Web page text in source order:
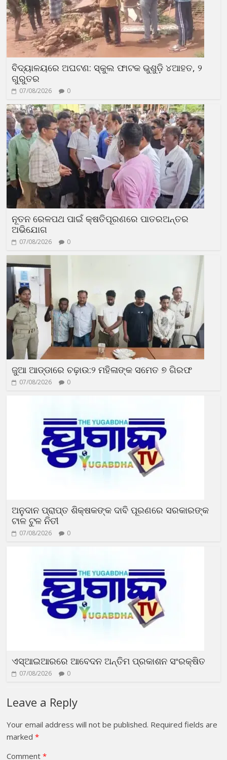
ବିଦ୍ୟାଳୟରେ ଅଘଟଣ: ସ୍କୁଲ ଫାଟକ ଭୁଶୁଡ଼ି ୪ଆହତ, ୨
ଗୁରୁତର
07/08/2026 0
ନୂତନ ରେଳପଥ ପାଇଁ କ୍ଷତିପୂରଣରେ ପାତରଅନ୍ତର
ଅଭିଯୋଗ
07/08/2026 0
ଜୁଆ ଆଡ୍ଡାରେ ଚଢ଼ାଉ:୨ ମହିଳାଙ୍କ ସମେତ ୭ ଗିରଫ
07/08/2026 0
ଅନୁଦାନ ପ୍ରାପ୍ତ ଶିକ୍ଷକଙ୍କ ଦାବି ପୂରଣରେ ସରକାରଙ୍କ
ଟାଳ ଟୁଳ ନିତୀ
07/08/2026 0
ଏସ୍‌ଆଇଆରରେ ଆବେଦନ ଅନ୍ତିମ ପ୍ରକାଶନ ସଂରକ୍ଷିତ
07/08/2026 0
Leave a Reply
Your email address will not be published. Required fields are
marked*
Comment*